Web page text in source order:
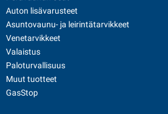
Auton lisävarusteet
Asuntovaunu- ja leirintätarvikkeet
Venetarvikkeet
Valaistus
Paloturvallisuus
Muut tuotteet
GasStop